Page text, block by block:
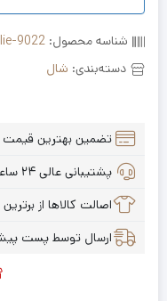
شناسه محصول: 9022
دسته‌بندی: شال
تضمین بهترین قیمت
پشتیبانی عالی ۲۴ ساعته، ۷ روز هفته
اصالت کالاها از برترین
ارسال توسط پست